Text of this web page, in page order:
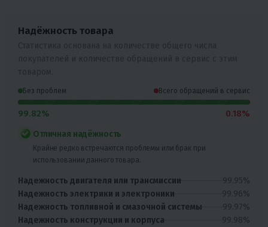
Надёжность товара
Без проблем Всего обращений в сервис
99.82% 0.18%
Отличная надёжность
Крайне редко встречаются проблемы или брак при
использовании данного товара.
Надежность двигателя или трансмиссии
99.95%
Надежность электрики и электроники
99.96%
Надежность топливной и смазочной системы
99.97%
Надежность конструкции и корпуса
99.98%